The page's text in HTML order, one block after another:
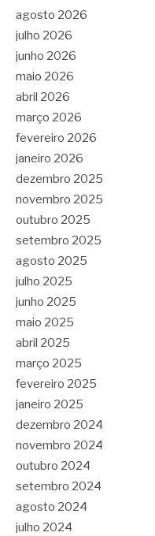
agosto 2026
julho 2026
junho 2026
maio 2026
abril 2026
março 2026
fevereiro 2026
janeiro 2026
dezembro 2025
novembro 2025
outubro 2025
setembro 2025
agosto 2025
julho 2025
junho 2025
maio 2025
abril 2025
março 2025
fevereiro 2025
janeiro 2025
dezembro 2024
novembro 2024
outubro 2024
setembro 2024
agosto 2024
julho 2024